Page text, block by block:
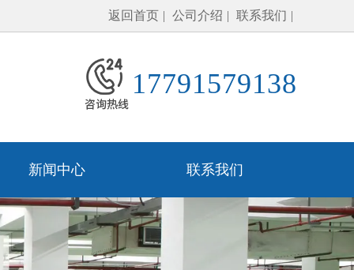
返回首页 公司介绍 联系我们
17791579138
新闻中心 联系我们